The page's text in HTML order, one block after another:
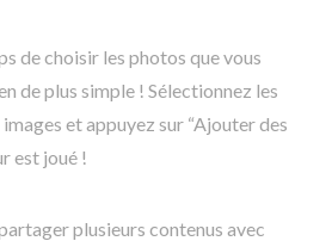
de choisir les photos que vous
de plus simple ! Sélectionnez les
et appuyez sur “Ajouter des
est joué !
plusieurs contenus avec